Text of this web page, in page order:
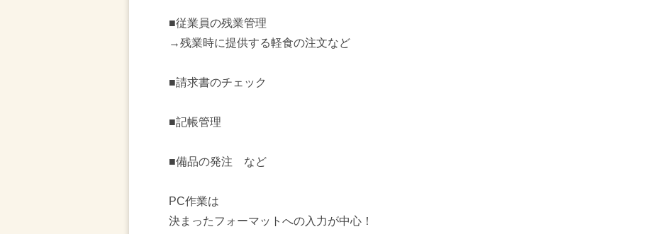
■従業員の残業管理
→残業時に提供する軽食の注文など
■請求書のチェック
■記帳管理
■備品の発注 など
PC作業は
決まったフォーマットへの入力が中心！